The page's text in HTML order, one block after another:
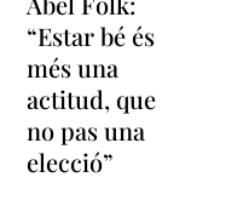
“Estar bé és
més una
actitud, que
no pas una
elecció”